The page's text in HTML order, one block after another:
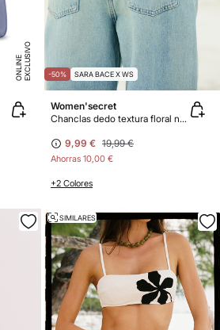
E
X
C
L
U
SI
V
O
O
N
LI
N
E -50% SARA BACE X WS
Women'secret
Chanclas dedo textura floral naranja
9,99 € 19,99 €
Ahorras 10,00 €
+2 Colores
SIMILARES